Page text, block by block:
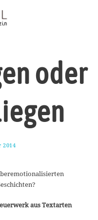
oder
2014
e
p
t
m
aus Textarten